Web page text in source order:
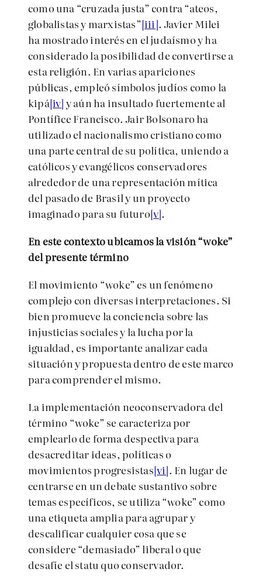
como una “cruzada justa” contra “ateos,
globalistas y marxistas”[iii]. Javier Milei
ha mostrado interés en el judaísmo y ha
considerado la posibilidad de convertirse a
esta religión. En varias apariciones
públicas, empleó símbolos judíos como la
kipá[iv] y aún ha insultado fuertemente al
Pontífice Francisco. Jair Bolsonaro ha
utilizado el nacionalismo cristiano como
una parte central de su política, uniendo a
católicos y evangélicos conservadores
alrededor de una representación mítica
del pasado de Brasil y un proyecto
imaginado para su futuro[v].
En este contexto ubicamos la visión “woke”
del presente término
El movimiento “woke” es un fenómeno
complejo con diversas interpretaciones. Si
bien promueve la conciencia sobre las
injusticias sociales y la lucha por la
igualdad, es importante analizar cada
situación y propuesta dentro de este marco
para comprender el mismo.
La implementación neoconservadora del
término “woke” se caracteriza por
emplearlo de forma despectiva para
desacreditar ideas, políticas o
movimientos progresistas[vi]. En lugar de
centrarse en un debate sustantivo sobre
temas específicos, se utiliza “woke” como
una etiqueta amplia para agrupar y
descalificar cualquier cosa que se
considere “demasiado” liberal o que
desafíe el statu quo conservador.